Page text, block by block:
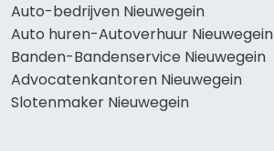
Auto-bedrijven Nieuwegein
Auto huren-Autoverhuur Nieuwegein
Banden-Bandenservice Nieuwegein
Advocatenkantoren Nieuwegein
Slotenmaker Nieuwegein